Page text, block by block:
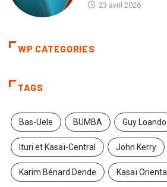
23 avril 2026
WP CATEGORIES
TAGS
Bas-Uele BUMBA Guy Loando
Ituri et Kasaï-Central John Kerry
Karim Bénard Dende Kasaï Oriental